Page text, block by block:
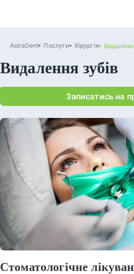
AstraDent Послуги Хірургія
Видалення зубів
Записатись на
Стоматологічне